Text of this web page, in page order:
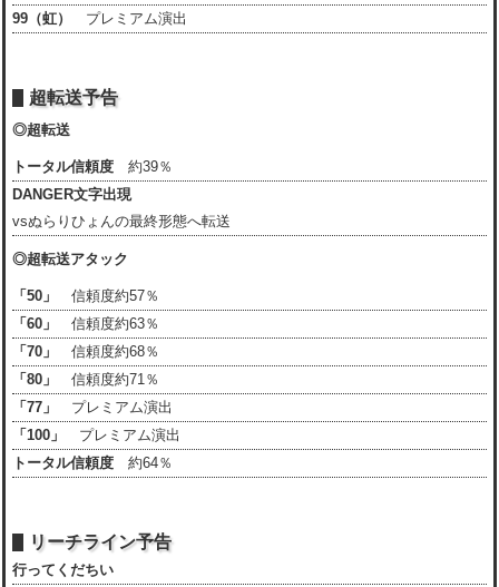
99（虹）
プレミアム演出
超転送予告
◎超転送
トータル信頼度 約39％
DANGER文字出現
vsぬらりひょんの最終形態へ転送
◎超転送アタック
「50」
信頼度約57％
「60」
信頼度約63％
「70」
信頼度約68％
「80」
信頼度約71％
「77」
プレミアム演出
「100」
プレミアム演出
トータル信頼度 約64％
リーチライン予告
行ってくだちい